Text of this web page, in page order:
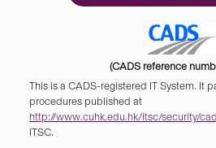
(CADS reference
This is a CADS-registered IT System. It
procedures published at
http://www.cuhk.edu.hk/itsc/security/
ITSC.